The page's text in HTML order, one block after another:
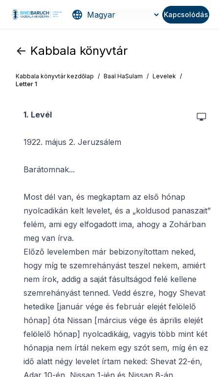
Kapcsolódás
<- Kabbala könyvtár
Kabbala könyvtár kezdőlap / Baal HaSulam / Levelek /
Letter 1
1. Levél
1922. május 2. Jeruzsálem
Barátomnak...
Most dél van, és megkaptam az első hónap
nyolcadikán kelt levelet, és a „koldusod panaszait”
felém, ami egy elfogadott ima, ahogy a Zohárban
meg van írva.
Előző levelemben már bebizonyítottam neked,
hogy míg te szemrehányást teszel nekem, amiért
nem írok, addig a saját fásultságod felé kellene
szemrehányást tenned. Vedd észre, hogy Shevat
hetedike [január vége és február elejét felölelő
hónap] óta Nissan [március vége és április elejét
felölelő hónap] nyolcadikáig, vagyis több mint két
hónapja nem írtál nekem egy szót sem, míg én ez
idő alatt négy levelet írtam neked: Shevat 22-én,
Adar 10-én, Nissan 1-jén és Nissan 8-án.